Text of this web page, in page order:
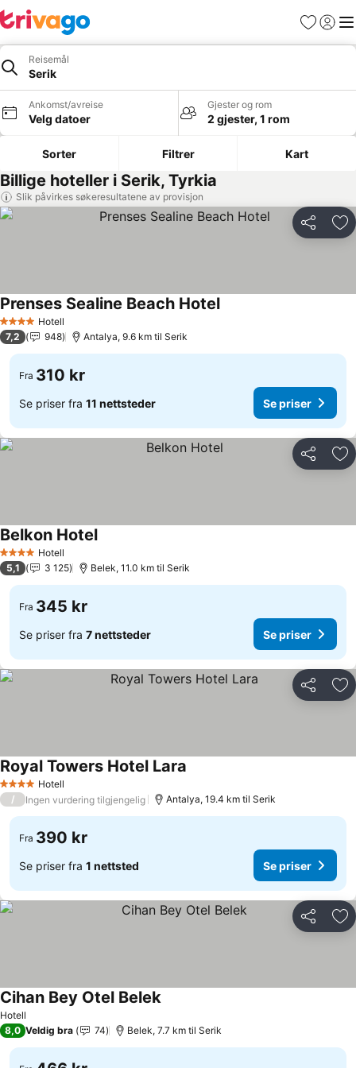
Favoritter
Logg
Reisemål
Serik
Ankomst/avreise
Velg datoer
Gjester og rom
2 gjester, 1 rom
Sorter Filtrer Kart
Billige hoteller i Serik, Tyrkia
Slik påvirkes søkeresultatene av provisjon
Del
4 StjernerHotell
Prenses Sealine Beach Hotel
7,2 948 Antalya, 9.6 km til Serik
Fra 310 kr
Se priser fra 11 nettsteder Se priser
Del
4 StjernerHotell
Belkon Hotel
5,1 3 125 Belek, 11.0 km til Serik
Fra 345 kr
Se priser fra 7 nettsteder Se priser
Del
4 StjernerHotell
Royal Towers Hotel Lara
/ Ingen vurdering tilgjengelig Antalya, 19.4 km til Serik
Fra 390 kr
Se priser fra 1 nettsted Se priser
Del
Hotell
Cihan Bey Otel Belek
8,0 Veldig bra 74 Belek, 7.7 km til Serik